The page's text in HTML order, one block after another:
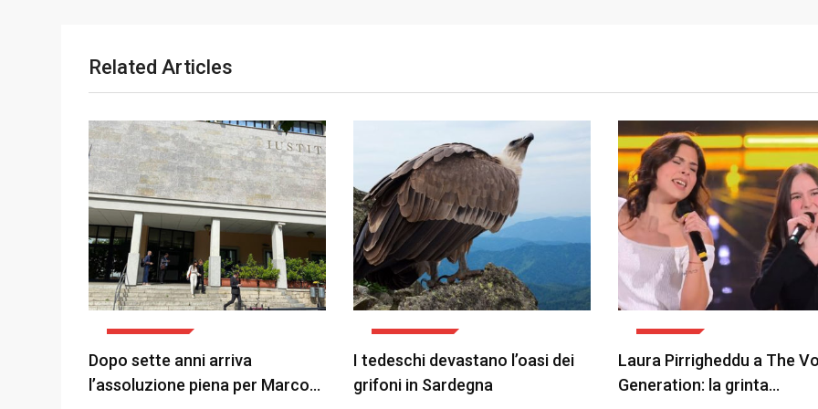
Related Articles
Dopo sette anni arriva
l’assoluzione piena per Marco…
I tedeschi devastano l’oasi dei
grifoni in Sardegna
Laura Pirrigheddu a The
Generation: la grinta…